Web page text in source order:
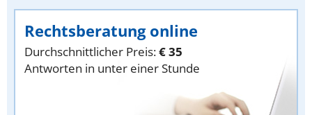
Rechtsberatung online
Durchschnittlicher Preis:€ 35
Antworten in unter einer Stunde